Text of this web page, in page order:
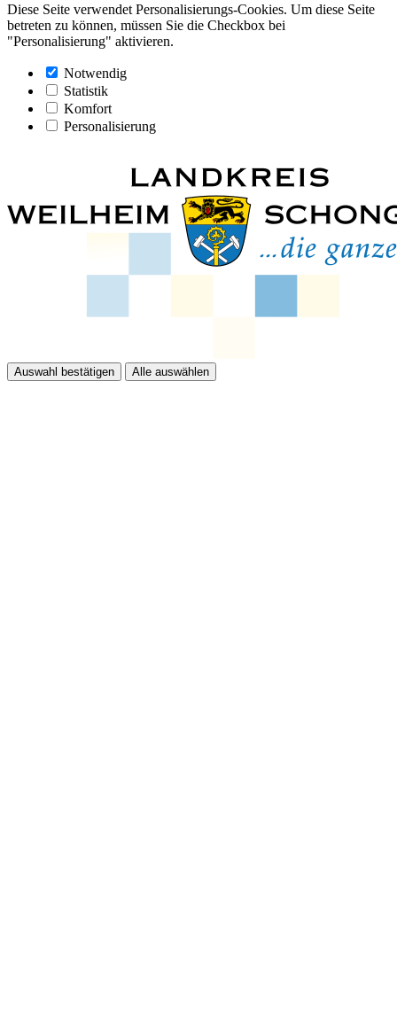
Diese Seite verwendet Personalisierungs-Cookies. Um diese Seite
betreten zu können, müssen Sie die Checkbox bei
"Personalisierung" aktivieren.
Notwendig
Statistik
Komfort
Personalisierung
Auswahl bestätigen Alle auswählen